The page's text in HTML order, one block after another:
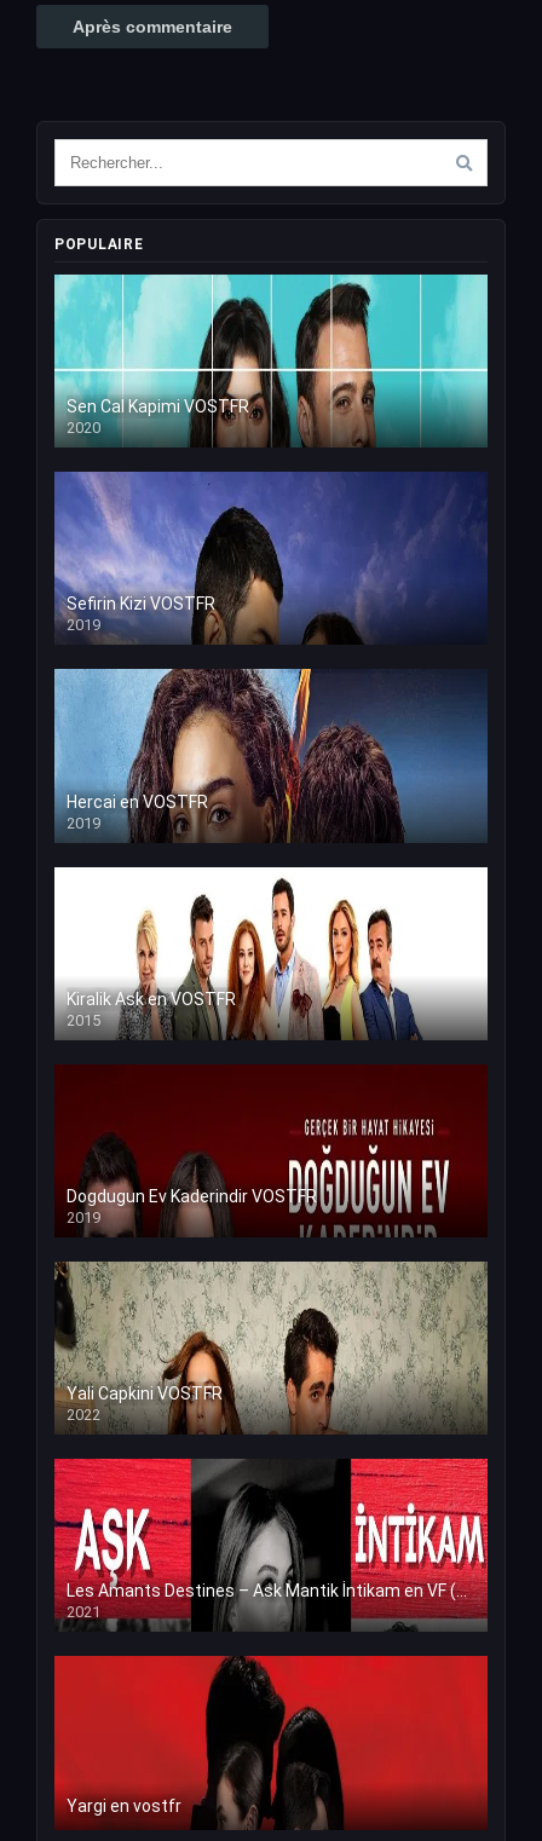
POPULAIRE
Sen Cal Kapimi VOSTFR
2020
Sefirin Kizi VOSTFR
2019
Hercai en VOSTFR
2019
Kiralik Ask en VOSTFR
2015
Dogdugun Ev Kaderindir VOSTFR
2019
Yali Capkini VOSTFR
2022
Les Amants Destines – Ask Mantik İntikam en VF (Voix Francaise)
2021
Yargi en vostfr